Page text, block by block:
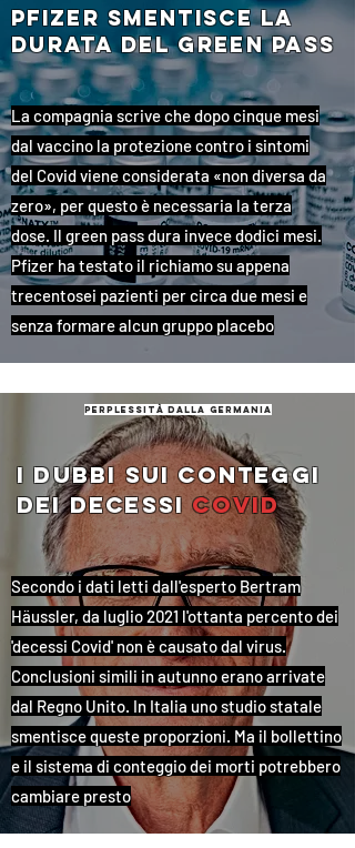
Pfizer smentisce la
durata del green pass
La compagnia scrive che dopo cinque mesi
dal vaccino la protezione contro i sintomi
del Covid viene considerata «non diversa da
zero», per questo è necessaria la terza
dose. Il green pass dura invece dodici mesi.
Pfizer ha testato il richiamo su appena
trecentosei pazienti per circa due mesi e
senza formare alcun gruppo placebo
perplessità dalla germania
i dubbi sui conteggi
dei decessicovid
Secondo i dati letti dall'esperto Bertram
Häussler, da luglio 2021 l'ottanta percento dei
'decessi Covid' non è causato dal virus.
Conclusioni simili in autunno erano arrivate
dal Regno Unito. In Italia uno studio statale
smentisce queste proporzioni. Ma il bollettino
e il sistema di conteggio dei morti potrebbero
cambiare presto